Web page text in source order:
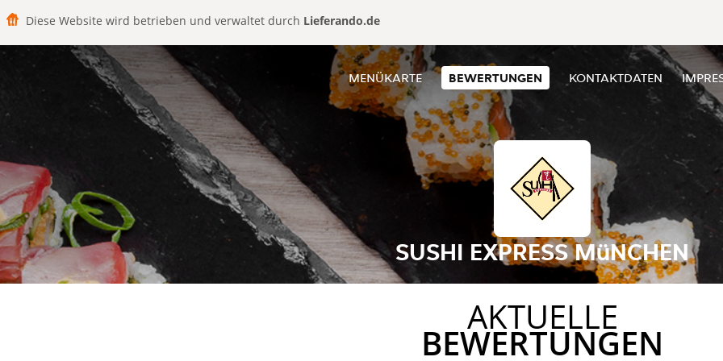
Diese Website wird betrieben und verwaltet durch Lieferando.de
MENÜKARTE BEWERTUNGEN KONTAKTDATEN
SUSHI EXPRESS MüNCHEN
AKTUELLE
BEWERTUNGEN